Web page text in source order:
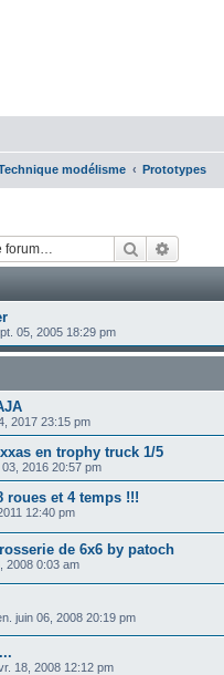
modélisme Prototypes
Rechercher
05, 2005 18:29 pm
2017 23:15 pm
en trophy truck 1/5
2016 20:57 pm
roues et 4 temps !!!
12:40 pm
de 6x6 by patoch
2008 0:03 am
juin 06, 2008 20:19 pm
18, 2008 12:12 pm